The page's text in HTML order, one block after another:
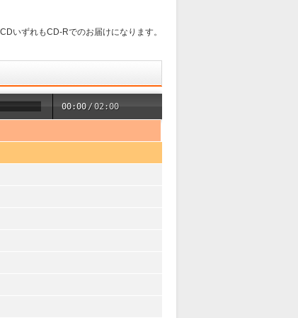
いずれもCD-Rでのお届けになります。
00:00 /02:00